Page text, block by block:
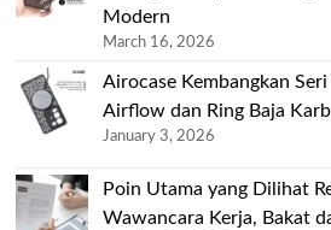
Modern
March 16, 2026
Airocase Kembangkan
Airflow dan Ring Baja
January 3, 2026
Poin Utama yang Dilihat
Wawancara Kerja, Bakat